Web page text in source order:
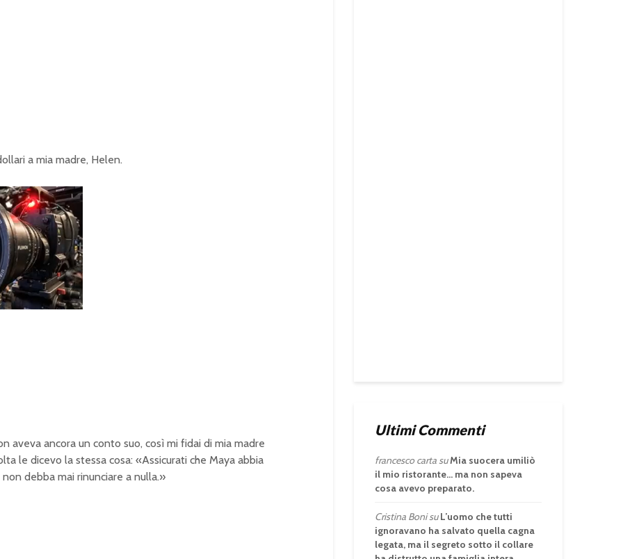
a mia madre, Helen.
aveva ancora un conto suo, così mi fidai di mia madre
le dicevo la stessa cosa: «Assicurati che Maya abbia
debba mai rinunciare a nulla.»
Ultimi Commenti
francesco cartasuMia suocera umiliò
il mio ristorante… ma non sapeva
cosa avevo preparato.
Cristina BonisuL’uomo che tutti
ignoravano ha salvato quella cagna
legata, ma il segreto sotto il collare